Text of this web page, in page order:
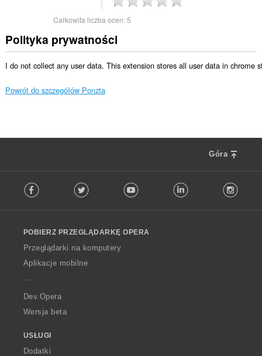
Całkowita liczba ocen:5
Polityka prywatności
I do not collect any user data. This extension stores all user data in chrome
Powrót do szczegółów Ponzta
Góra
o
w
O
p
a
Facebook Twitter Youtube LinkedIn
POBIERZ PRZEGLĄDARKĘ OPERA
Przeglądarki na komputery
Aplikacje mobilne
Dev.Opera
Wersja beta
USŁUGI
Dodatki